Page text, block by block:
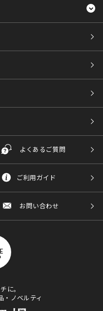
よくあるご質問
ご利用ガイド
お問い合わせ
に。
・ノベルティ